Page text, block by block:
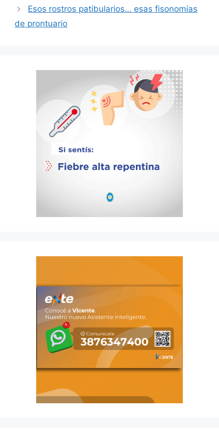
Esos rostros patibularios… esas fisonomías
de prontuario